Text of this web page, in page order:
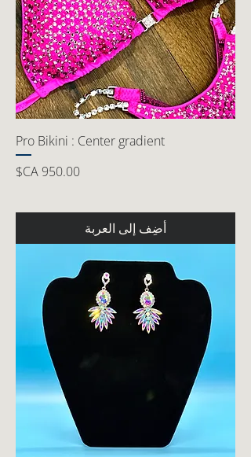
Pro Bikini : Center gradient
السعر
أضِف إلى العربة